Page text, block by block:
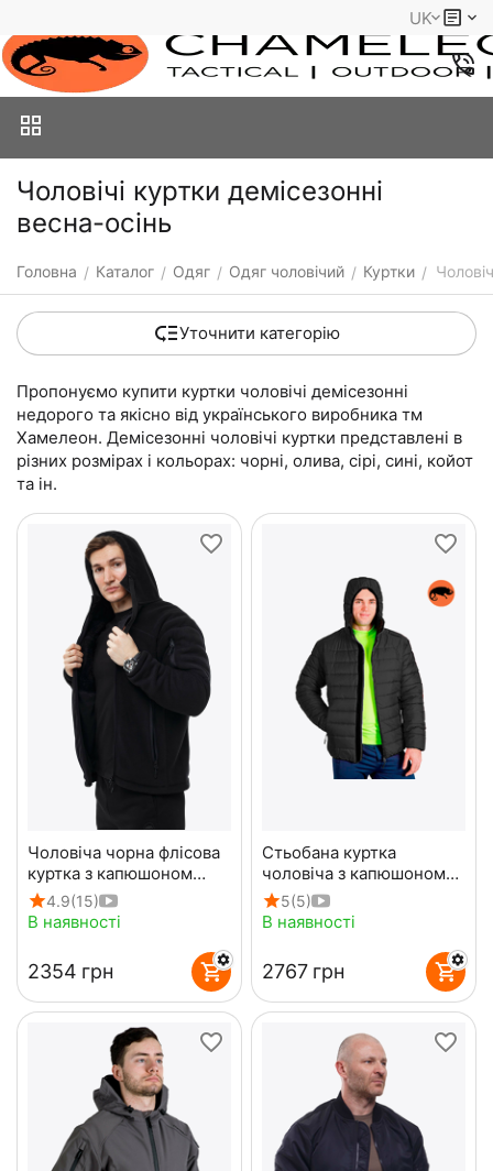
UK
Чоловічі куртки демісезонні
весна-осінь
Головна / Каталог / Одяг / Одяг чоловічий / Куртки /
Уточнити категорію
Чоловіча чорна флісова
куртка з капюшоном
Viking Black
4.9(15)
В наявності
‍2354‍ грн
Стьобана куртка
чоловіча з капюшоном
Maximus Black чорна
5(5)
В наявності
‍2767‍ грн
Пропонуємо купити куртки чоловічі демісезонні
недорого та якісно від українського виробника тм
Хамелеон. Демісезонні чоловічі куртки представлені в
різних розмірах і кольорах: чорні, олива, сірі, сині, койот
та ін.